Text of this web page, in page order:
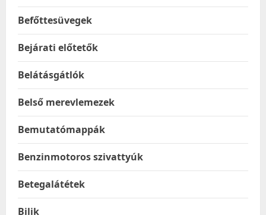
Befőttesüvegek
Bejárati előtetők
Belátásgátlók
Belső merevlemezek
Bemutatómappák
Benzinmotoros szivattyúk
Betegalátétek
Bilik